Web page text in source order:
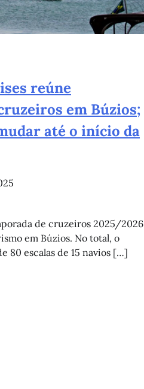
reúne
em Búzios;
até o início da
de cruzeiros 2025/2026
em Búzios. No total, o
80 escalas de 15 navios […]